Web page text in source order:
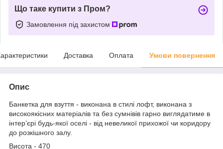
Що таке купити з Пром?
Замовлення під захистом
Доставка Оплата Умови повернення
Опис
Банкетка для взуття - виконана в стилі лофт, виконана з
високоякісних матеріалів та без сумнівів гарно виглядатиме в
інтер’єрі будь-якої оселі - від невеликої прихожої чи коридору
до розкішного залу.
Висота - 470